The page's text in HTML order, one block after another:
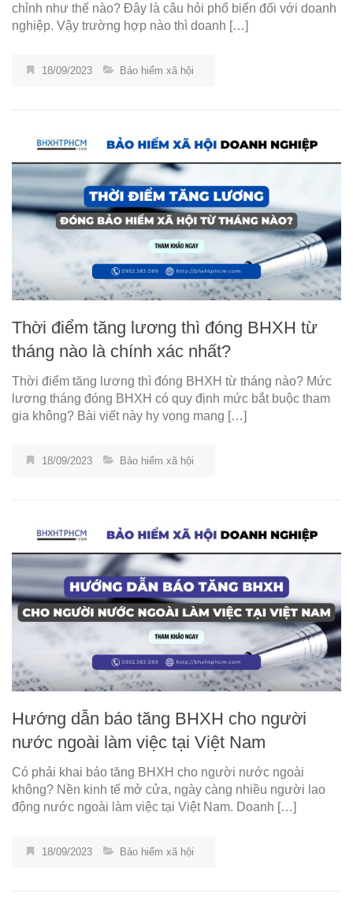
chỉnh như thế nào? Đây là câu hỏi phổ biến đối với doanh
nghiệp. Vậy trường hợp nào thì doanh […]
18/09/2023 Bảo hiểm xã hội
Thời điểm tăng lương thì đóng BHXH từ
tháng nào là chính xác nhất?
Thời điểm tăng lương thì đóng BHXH từ tháng nào? Mức
lương tháng đóng BHXH có quy định mức bắt buộc tham
gia không? Bài viết này hy vọng mang […]
18/09/2023 Bảo hiểm xã hội
Hướng dẫn báo tăng BHXH cho người
nước ngoài làm việc tại Việt Nam
Có phải khai báo tăng BHXH cho người nước ngoài
không? Nền kinh tế mở cửa, ngày càng nhiều người lao
động nước ngoài làm việc tại Việt Nam. Doanh […]
18/09/2023 Bảo hiểm xã hội